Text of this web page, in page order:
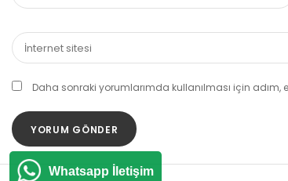
Daha sonraki yorumlarımda kullanılması için
Whatsapp İletişim